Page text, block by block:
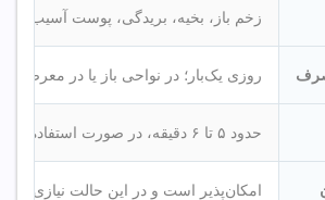
زخم باز، بخیه، بریدگی، پوست
روزی یک‌بار؛ در نواحی باز یا در معرض
حدود ۵ تا ۶ دقیقه، در صورت استفاده از لایه بسیار نازک
امکان‌پذیر است و در این حالت نیازی